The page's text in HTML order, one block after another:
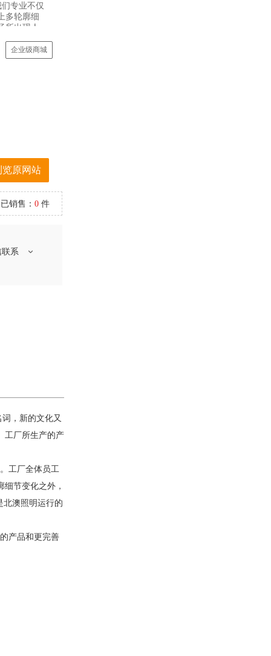
专业不仅
多轮廓细
所出现人
企业级商城
原网站
已销售： 0件
系
，新的文化又
工厂所生产的产
工厂全体员工
节变化之外，
北澳照明运行的
产品和更完善